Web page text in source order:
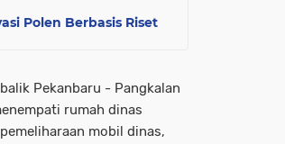
Polen Berbasis Riset
Pekanbaru - Pangkalan
rumah dinas
mobil dinas,